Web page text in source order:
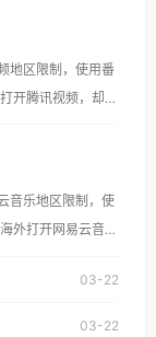
地区限制，使用番
版权限制问题，且
外用户收听腾讯
欧洲等国家和地区
音乐地区限制，使
家和地区时，网易
03-22
03-22